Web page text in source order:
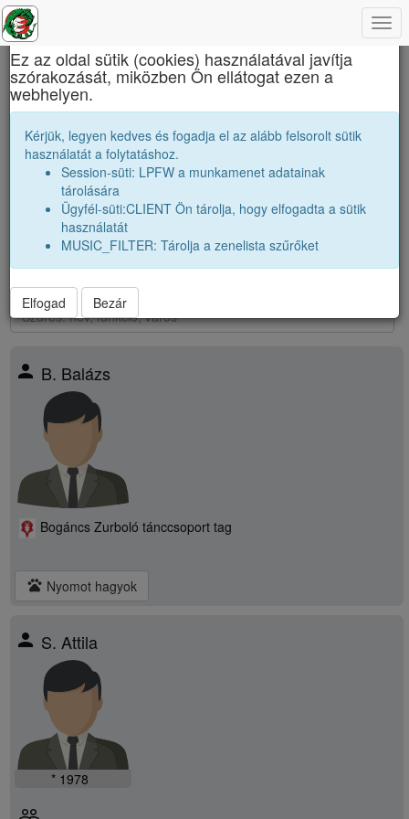
Báthory István Elméleti Líceum
Osztálytársak
Névsor bővítése új véndiákkal
Véndiákok száma:2
nagyobbak |1996 12A 1996 12B
párhuzamos|1997 12A
kissebbek |1998 12A|1998 12B|1998 12C |1998 12D
12K|
person B. Balázs
Bogáncs Zurboló tánccsoport tag
pets Nyomot hagyok
person S. Attila
* 1978
×
Ez az oldal sütik (cookies) használatával javítja
szórakozását, miközben Ön ellátogat ezen a
webhelyen.
Kérjük, legyen kedves és fogadja el az alább felsorolt sütik
használatát a folytatáshoz.
Session-süti: LPFW a munkamenet adatainak
tárolására
Ügyfél-süti:CLIENT Ön tárolja, hogy elfogadta a sütik
használatát
MUSIC_FILTER: Tárolja a zenelista szűrőket
Elfogad Bezár